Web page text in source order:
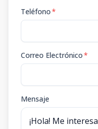
Teléfono*
Correo Electrónico*
Mensaje